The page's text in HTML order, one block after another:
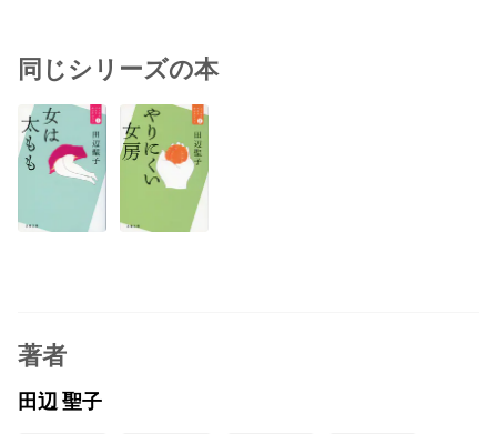
同じシリーズの本
著者
田辺 聖子